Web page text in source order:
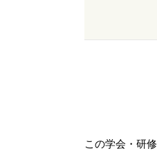
この学会・研